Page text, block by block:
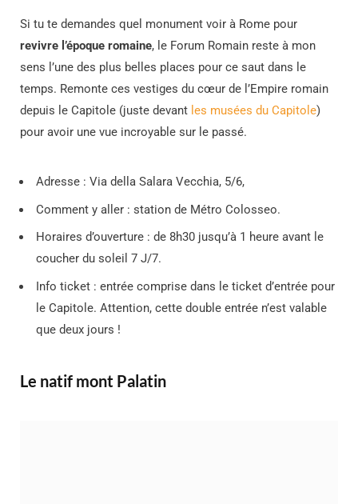
Si tu te demandes quel monument voir à Rome pour
revivre l’époque romaine, le Forum Romain reste à mon
sens l’une des plus belles places pour ce saut dans le
temps. Remonte ces vestiges du cœur de l’Empire romain
depuis le Capitole (juste devant les musées du Capitole)
pour avoir une vue incroyable sur le passé.
Adresse : Via della Salara Vecchia, 5/6,
Comment y aller : station de Métro Colosseo.
Horaires d’ouverture : de 8h30 jusqu’à 1 heure avant le
coucher du soleil 7 J/7.
Info ticket : entrée comprise dans le ticket d’entrée pour
le Capitole. Attention, cette double entrée n’est valable
que deux jours !
Le natif mont Palatin